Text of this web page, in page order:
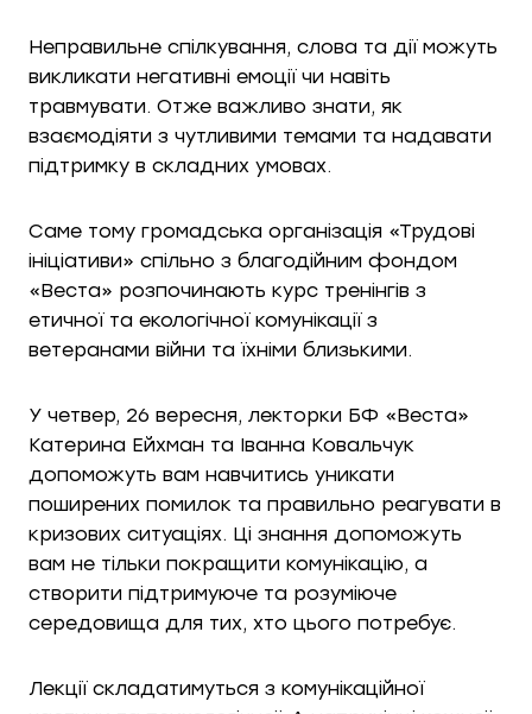
Неправильне спілкування, слова та дії можуть
викликати негативні емоції чи навіть
травмувати. Отже важливо знати, як
взаємодіяти з чутливими темами та надавати
підтримку в складних умовах.
Саме тому громадська організація «Трудові
ініціативи» спільно з благодійним фондом
«Веста» розпочинають курс тренінгів з
етичної та екологічної комунікації з
ветеранами війни та їхніми близькими.
У четвер, 26 вересня, лекторки БФ «Веста»
Катерина Ейхман та Іванна Ковальчук
допоможуть вам навчитись уникати
поширених помилок та правильно реагувати в
кризових ситуаціях. Ці знання допоможуть
вам не тільки покращити комунікацію, а
створити підтримуюче та розуміюче
середовища для тих, хто цього потребує.
Лекції складатимуться з комунікаційної